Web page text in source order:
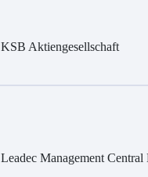
KSB Aktiengesellschaft
Leadec Management